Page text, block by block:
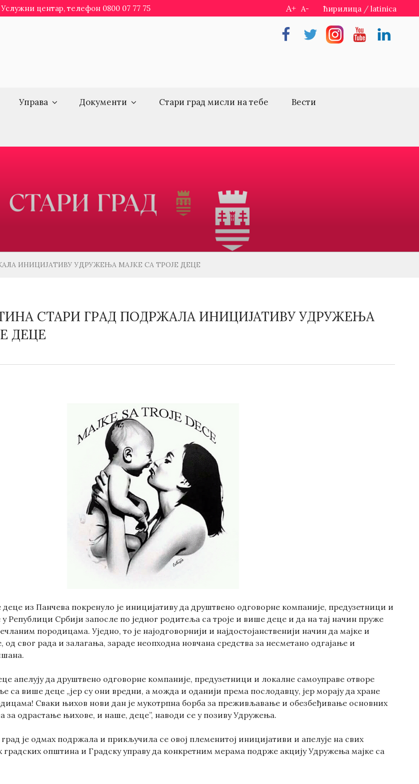
центар, телефон 0800 07 77 75 A+ A- ћирилица / latinica
FacebookTwitterInstragramYoutubeLinkedin
Управа Документи Стари град мисли на тебе Вести
ИНИЦИЈАТИВУ УДРУЖЕЊА МАЈКЕ СА ТРОЈЕ ДЕЦЕ
СТАРИ ГРАД ПОДРЖАЛА ИНИЦИЈАТИВУ УДРУЖЕЊА
ДЕЦЕ
деце из Панчева покренуло је иницијативу да друштвено одговорне компаније, предузетници и
Републици Србији запосле по једног родитеља са троје и више деце и да на тај начин пружe
породицама. Уједно, то је најодговорнији и најдостојанственији начин да мајке и
од свог рада и залагања, зараде неопходна новчана средства за несметано одгајање и
апелују да друштвено одговорне компаније, предузетници и локалне самоуправе отворе
са више деце „јер су они вредни, а можда и оданији према послодавцу, јер морају да хране
Сваки њихов нови дан је мукотрпна борба за преживљавање и обезбеђивање основних
за одрастање њихове, и наше, деце”, наводи се у позиву Удружења.
je одмах подржала и прикључила се овој племенитој иницијативи и апелује на свих
градских општина и Градску управу да конкретним мерама подрже акцију Удружења мајке са